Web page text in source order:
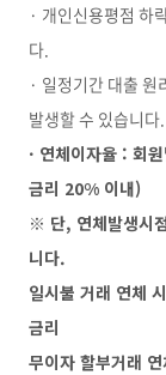
· 개인신용평점 하
다.
· 일정기간 대출
발생할 수 있습니다.
· 연체이자율 : 회
금리 20% 이내)
※ 단, 연체발생시
니다.
일시불 거래 연체
금리
무이자 할부거래